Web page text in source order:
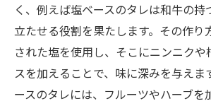
く、例えば塩ベースのタレは和牛の持
立たせる役割を果たします。その作り
された塩を使用し、そこにニンニクや
スを加えることで、味に深みを与えま
ースのタレには、フルーツやハーブを